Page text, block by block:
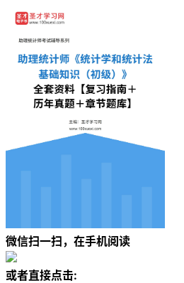
微信扫一扫，在手机阅读
或者直接点击: